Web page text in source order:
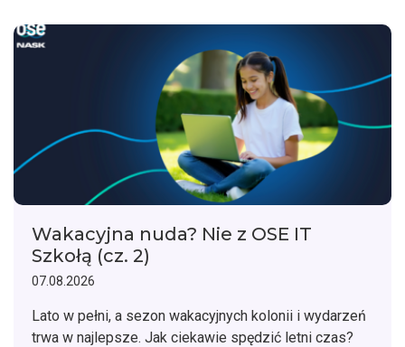
Wakacyjna nuda? Nie z OSE IT
Szkołą (cz. 2)
07.08.2026
Lato w pełni, a sezon wakacyjnych kolonii i wydarzeń
trwa w najlepsze. Jak ciekawie spędzić letni czas?